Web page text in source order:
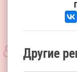
Другие